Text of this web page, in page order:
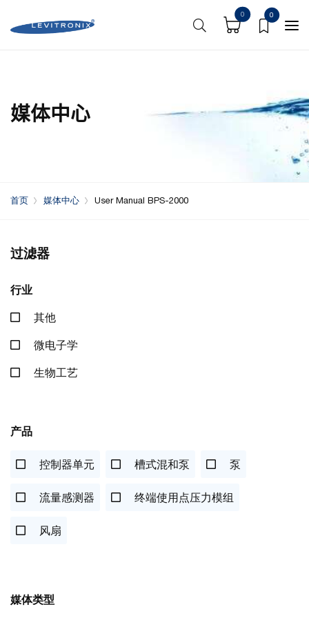
0 0
媒体中心
首页 媒体中心 User Manual BPS-2000
过滤器
行业
其他
微电子学
生物工艺
产品
控制器单元 槽式混和泵 泵
流量感测器 终端使用点压力模组
风扇
媒体类型